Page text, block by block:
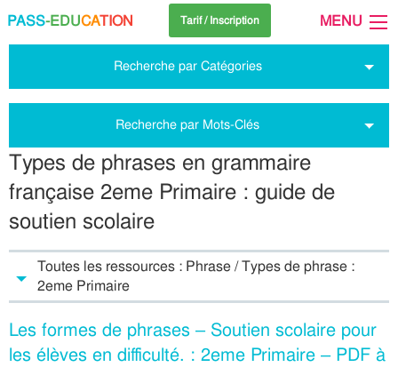
PASS-EDUCATION Tarif / Inscription MENU
Recherche par Catégories
Recherche par Mots-Clés
Types de phrases en grammaire
française 2eme Primaire : guide de
soutien scolaire
Toutes les ressources : Phrase / Types de phrase :
2eme Primaire
Les formes de phrases – Soutien scolaire pour
les élèves en difficulté. : 2eme Primaire – PDF à